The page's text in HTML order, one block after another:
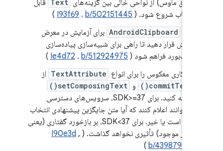
طریق ماوس) از نواحی خالی بین گزینه‌های Text
قابل
انتخاب شروع شود. (
I93f69،b/502151445
)
AndroidClipboard برای آزمایش در معرض
نمایش قرار دهید تا راهی برای شبیه‌سازی پیاده‌سازی
کلیپ‌بورد فراهم شود (
Ie4d72،b/512924975
)
سازگاری معکوس را برای انواع TextAttribute از
commitText() و setComposingText()
اضافه کنید. برای SDK>=37، سرویس‌های دسترسی
می‌توانند اعلام کنند که آیا متن جایگزین پیشنهادی انتخاب
شده است یا خیر. برای SDK<37، بر بازخورد گفتاری (یعنی
رفتار موجود) تأثیری نخواهد گذاشت. ( I90e3d,
b/439879822
)